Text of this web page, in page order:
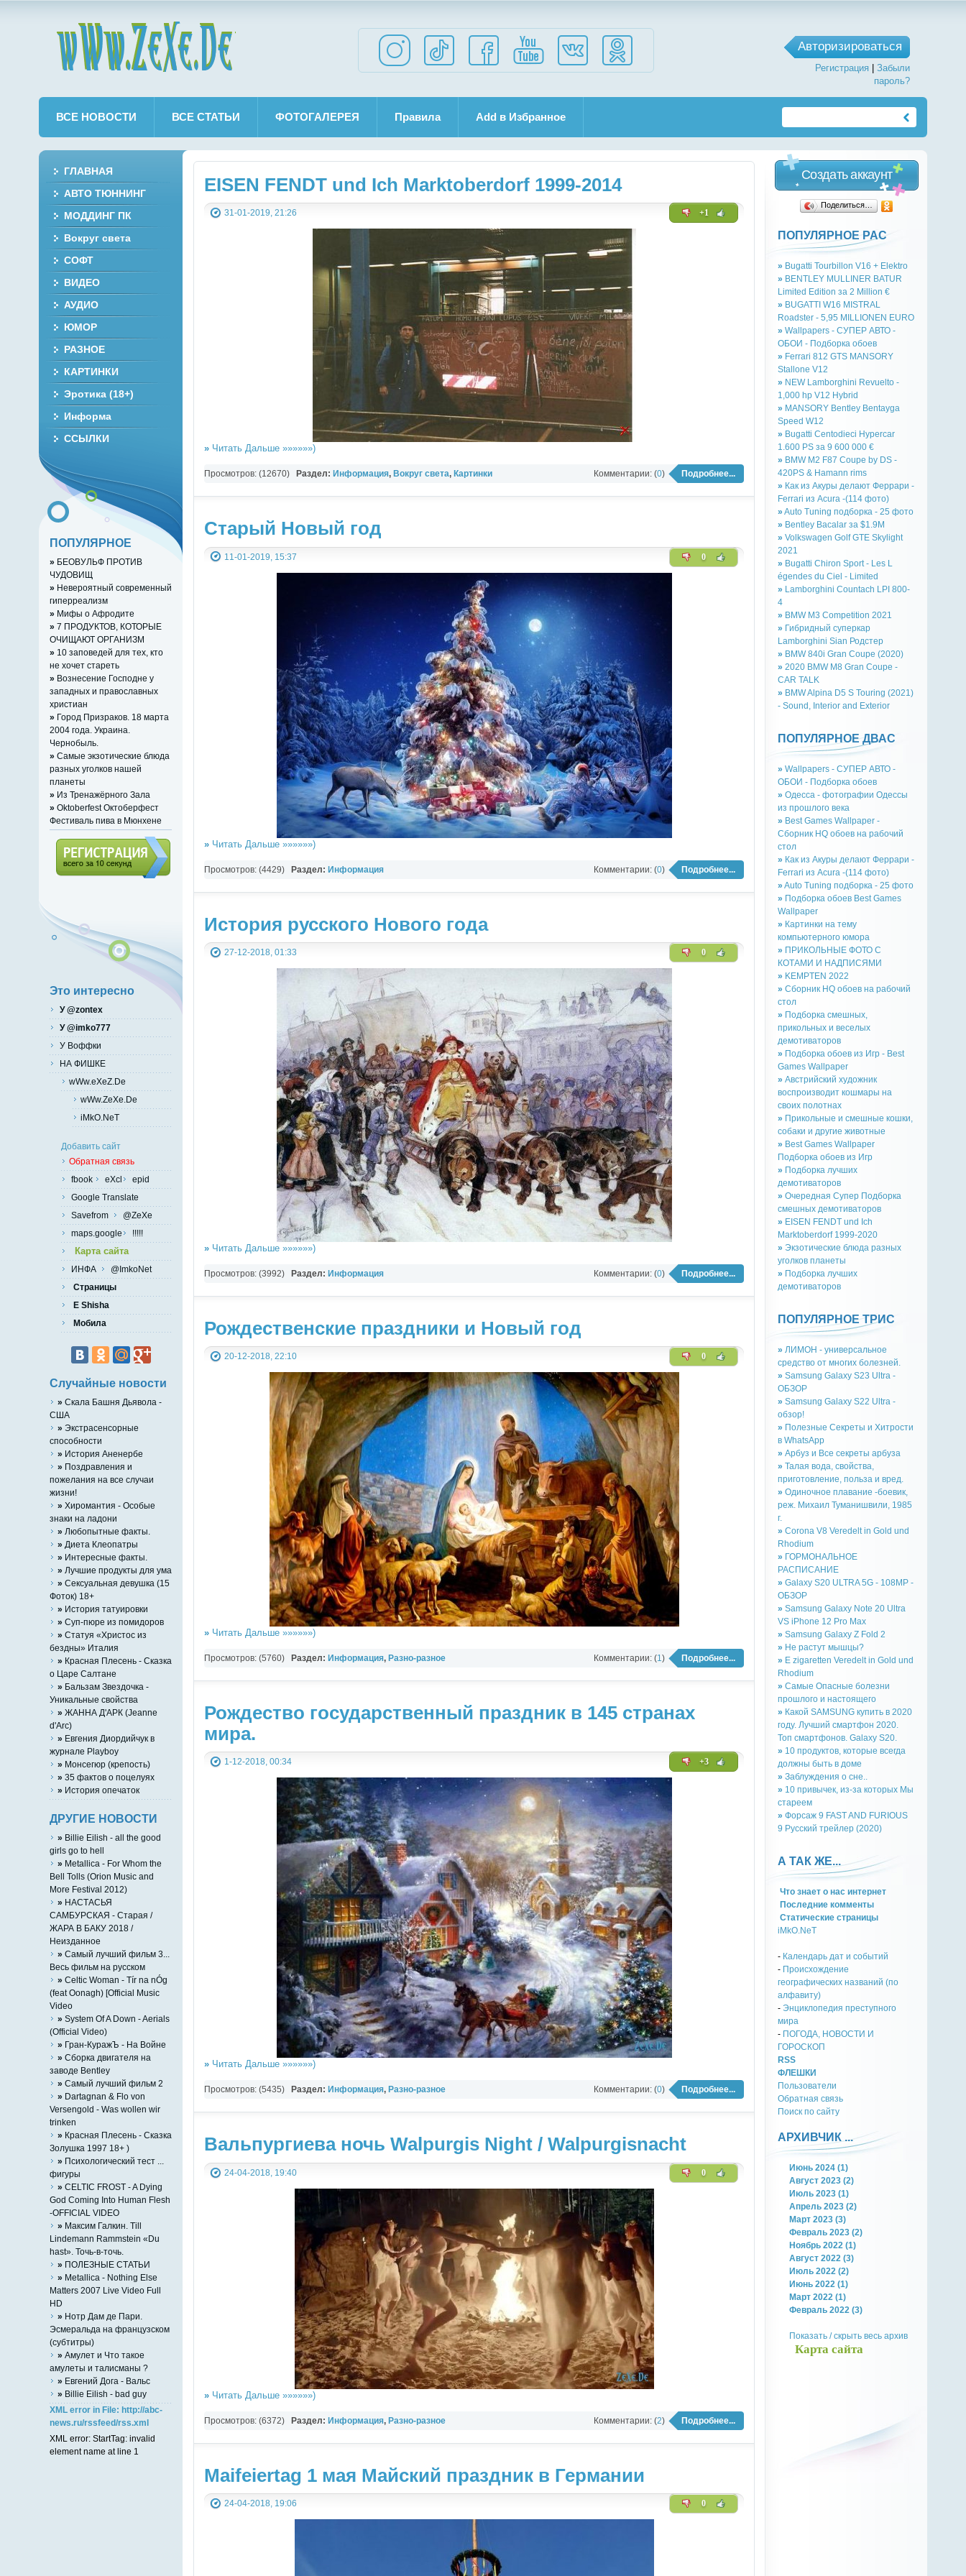
Авторизироваться
Регистрация |Забыли
пароль?
ВСЕ НОВОСТИ ВСЕ СТАТЬИ ФОТОГАЛЕРЕЯ Правила Add в Избранное
EISEN FENDT und Ich Marktoberdorf 1999-2014
+1
31-01-2019, 21:26
»Читать Дальше »»»»»»)
Подробнее...
Комментарии: (0)
Просмотров: (12670) Раздел: Информация, Вокруг света, Картинки
Старый Новый год
0
11-01-2019, 15:37
»Читать Дальше »»»»»»)
Подробнее...
Комментарии: (0)
Просмотров: (4429) Раздел: Информация
История русского Нового года
0
27-12-2018, 01:33
»Читать Дальше »»»»»»)
Подробнее...
Комментарии: (0)
Просмотров: (3992) Раздел: Информация
Рождественские праздники и Новый год
0
20-12-2018, 22:10
»Читать Дальше »»»»»»)
Подробнее...
Комментарии: (1)
Просмотров: (5760) Раздел: Информация, Разно-разное
Рождество государственный праздник в 145 странах
мира.
+3
1-12-2018, 00:34
»Читать Дальше »»»»»»)
Подробнее...
Комментарии: (0)
Просмотров: (5435) Раздел: Информация, Разно-разное
Вальпургиева ночь Walpurgis Night / Walpurgisnacht
0
24-04-2018, 19:40
»Читать Дальше »»»»»»)
Подробнее...
Комментарии: (2)
Просмотров: (6372) Раздел: Информация, Разно-разное
Maifeiertag 1 мая Майский праздник в Германии
0
24-04-2018, 19:06
Создать аккаунт
Поделиться…
ПОПУЛЯРНОЕ РАС
» Bugatti Tourbillon V16 + Elektro
» BENTLEY MULLINER BATUR
Limited Edition за 2 Million €
» BUGATTI W16 MISTRAL
Roadster - 5,95 MILLIONEN EURO
» Wallpapers - СУПЕР АВТО -
ОБОИ - Подборка обоев
» Ferrari 812 GTS MANSORY
Stallone V12
» NEW Lamborghini Revuelto -
1,000 hp V12 Hybrid
» MANSORY Bentley Bentayga
Speed W12
» Bugatti Centodieci Hypercar
1.600 PS за 9 600 000 €
» BMW M2 F87 Coupe by DS -
420PS & Hamann rims
» Как из Акуры делают Феррари -
Ferrari из Acura -(114 фото)
» Auto Tuning подборка - 25 фото
» Bentley Bacalar за $1.9M
» Volkswagen Golf GTE Skylight
2021
» Bugatti Chiron Sport - Les L
égendes du Ciel - Limited
» Lamborghini Countach LPI 800-
4
» BMW M3 Competition 2021
» Гибридный суперкар
Lamborghini Sian Родстер
» BMW 840i Gran Coupe (2020)
» 2020 BMW M8 Gran Coupe -
CAR TALK
» BMW Alpina D5 S Touring (2021)
- Sound, Interior and Exterior
ПОПУЛЯРНОЕ ДВАС
» Wallpapers - СУПЕР АВТО -
ОБОИ - Подборка обоев
» Одесса - фотографии Одессы
из прошлого века
» Best Games Wallpaper -
Сборник HQ обоев на рабочий
стол
» Как из Акуры делают Феррари -
Ferrari из Acura -(114 фото)
» Auto Tuning подборка - 25 фото
» Подборка обоев Best Games
Wallpaper
» Картинки на тему
компьютерного юмора
» ПРИКОЛЬНЫЕ ФОТО С
КОТАМИ И НАДПИСЯМИ
» KEMPTEN 2022
» Сборник HQ обоев на рабочий
стол
» Подборка смешных,
прикольных и веселых
демотиваторов
» Подборка обоев из Игр - Best
Games Wallpaper
» Австрийский художник
воспроизводит кошмары на
своих полотнах
» Прикольные и смешные кошки,
собаки и другие животные
» Best Games Wallpaper
Подборка обоев из Игр
» Подборка лучших
демотиваторов
» Очередная Супер Подборка
смешных демотиваторов
» EISEN FENDT und Ich
Marktoberdorf 1999-2020
» Экзотические блюда разных
уголков планеты
» Подборка лучших
демотиваторов
ПОПУЛЯРНОЕ ТРИС
» ЛИМОН - универсальное
средство от многих болезней.
» Samsung Galaxy S23 Ultra -
ОБЗОР
» Samsung Galaxy S22 Ultra -
обзор!
» Полезные Секреты и Хитрости
в WhatsApp
» Арбуз и Все секреты арбуза
» Талая вода, свойства,
приготовление, польза и вред.
» Одиночное плавание -боевик,
реж. Михаил Туманишвили, 1985
г.
» Corona V8 Veredelt in Gold und
Rhodium
» ГОРМОНАЛЬНОЕ
РАСПИСАНИЕ
» Galaxy S20 ULTRA 5G - 108MP -
ОБЗОР
» Samsung Galaxy Note 20 Ultra
VS iPhone 12 Pro Max
» Samsung Galaxy Z Fold 2
» Не растут мышцы?
» E zigaretten Veredelt in Gold und
Rhodium
» Самые Опасные болезни
прошлого и настоящего
» Какой SAMSUNG купить в 2020
году. Лучший смартфон 2020.
Топ смартфонов. Galaxy S20.
» 10 продуктов, которые всегда
должны быть в доме
» Заблуждения о сне..
» 10 привычек, из-за которых Мы
стареем
» Форсаж 9 FAST AND FURIOUS
9 Русский трейлер (2020)
А ТАК ЖЕ...
Что знает о нас интернет
Последние комменты
Cтатическиe страницы
iMkO.NeT
- Календарь дат и событий
- Происхождение
географических названий (по
алфавиту)
- Энциклопедия преступного
мира
- ПОГОДА, НОВОСТИ И
ГОРОСКОП
RSS
ФЛЕШКИ
Пользователи
Обратная связь
Поиск по сайту
АРХИВЧИК ...
Июнь 2024 (1)
Август 2023 (2)
Июль 2023 (1)
Апрель 2023 (2)
Март 2023 (3)
Февраль 2023 (2)
Ноябрь 2022 (1)
Август 2022 (3)
Июль 2022 (2)
Июнь 2022 (1)
Март 2022 (1)
Февраль 2022 (3)
Показать / скрыть весь архив
Карта сайта
ГЛАВНАЯ
АВТО ТЮННИНГ
МОДДИНГ ПК
Вокруг света
СОФТ
ВИДЕО
АУДИО
ЮМОР
РАЗНОЕ
КАРТИНКИ
Эротика (18+)
Информа
ССЫЛКИ
ПОПУЛЯРНОЕ
» БЕОВУЛЬФ ПРОТИВ
ЧУДОВИЩ
» Невероятный современный
гиперреализм
» Мифы о Афродите
» 7 ПРОДУКТОВ, КОТОРЫЕ
ОЧИЩАЮТ ОРГАНИЗМ
» 10 заповедей для тех, кто
не хочет стареть
» Вознесение Господне у
западных и православных
христиан
» Город Призраков. 18 марта
2004 года. Украина.
Чернобыль.
» Самые экзотические блюда
разных уголков нашей
планеты
» Из Тренажёрного Зала
» Oktoberfest Октоберфест
Фестиваль пива в Мюнхене
Это интересно
У @zontex
У @imko777
У Воффки
НА ФИШКЕ
wWw.eXeZ.De
wWw.ZeXe.De
iMkO.NeT
Добавить сайт
Обратная связь
fbook
eXcl
epid
Google Translate
Savefrom
@ZeXe
maps.google
!!!!!
Карта сайта
ИНФА
@ImkoNet
Страницы
E Shisha
Мобила
Случайные новости
» Скала Башня Дьявола -
США
» Экстрасенсорные
способности
» История Аненербе
» Поздравления и
пожелания на все случаи
жизни!
» Хиромантия - Особые
знаки на ладони
» Любопытные факты.
» Диета Клеопатры
» Интересные факты.
» Лучшие продукты для ума
» Сексуальная девушка (15
Фоток) 18+
» История татуировки
» Суп-пюре из помидоров
» Статуя «Христос из
бездны» Италия
» Красная Плесень - Сказка
о Царе Салтане
» Бальзам Звездочка -
Уникальные свойства
» ЖАННА Д'АРК (Jeanne
d'Arc)
» Евгения Диордийчук в
журнале Playboy
» Монсегюр (крепость)
» 35 фактов о поцелуях
» История опечаток
ДРУГИЕ НОВОСТИ
» Billie Eilish - all the good
girls go to hell
» Metallica - For Whom the
Bell Tolls (Orion Music and
More Festival 2012)
» НАСТАСЬЯ
САМБУРСКАЯ - Старая /
ЖАРА В БАКУ 2018 /
Неизданное
» Самый лучший фильм 3...
Весь фильм на русском
» Celtic Woman - Tír na nÓg
(feat Oonagh) [Official Music
Video
» System Of A Down - Aerials
(Official Video)
» Гран-КуражЪ - На Войне
» Сборка двигателя на
заводе Bentley
» Самый лучший фильм 2
» Dartagnan & Flo von
Versengold - Was wollen wir
trinken
» Красная Плесень - Сказка
Золушка 1997 18+ )
» Психологический тест ...
фигуры
» CELTIC FROST - A Dying
God Coming Into Human Flesh
-OFFICIAL VIDEO
» Максим Галкин. Till
Lindemann Rammstein «Du
hast». Точь-в-точь.
» ПОЛЕЗНЫЕ СТАТЬИ
» Metallica - Nothing Else
Matters 2007 Live Video Full
HD
» Нотр Дам де Пари.
Эсмеральда на французском
(субтитры)
» Амулет и Что такое
амулеты и талисманы ?
» Евгений Дога - Вальс
» Billie Eilish - bad guy
XML error in File: http://abc-
news.ru/rssfeed/rss.xml
XML error: StartTag: invalid
element name at line 1